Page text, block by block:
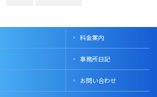
料金案内
事務所日記
お問い合わせ